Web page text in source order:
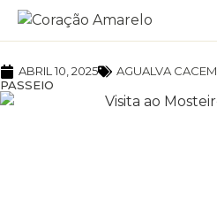
ABRIL 10, 2025
AGUALVA CACEM
PASSEIO